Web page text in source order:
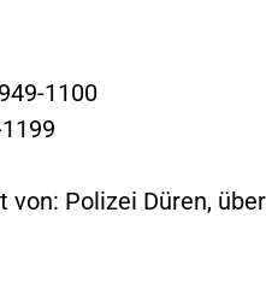
1100
von: Polizei Düren,